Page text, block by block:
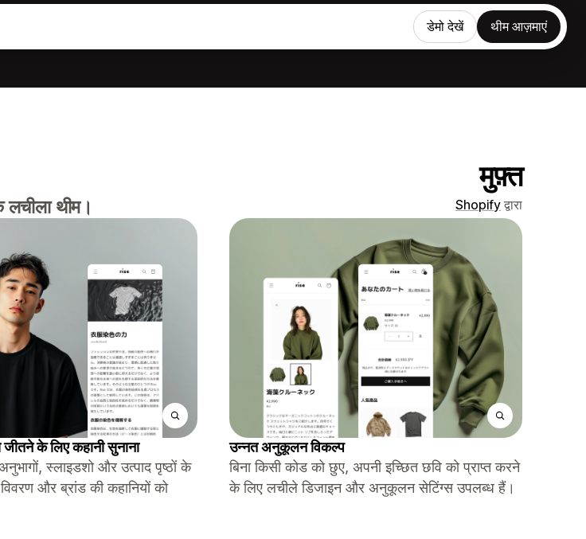
डेमो देखें थीम आज़माएं
मुफ़्त
थीम। Shopify द्वारा
जीतने के लिए कहानी सुनाना
स्लाइडशो और उत्पाद पृष्ठों के
और ब्रांड की कहानियों को
उन्नत अनुकूलन विकल्प
बिना किसी कोड को छुए, अपनी इच्छित छवि को प्राप्त करने
के लिए लचीले डिजाइन और अनुकूलन सेटिंग्स उपलब्ध हैं।